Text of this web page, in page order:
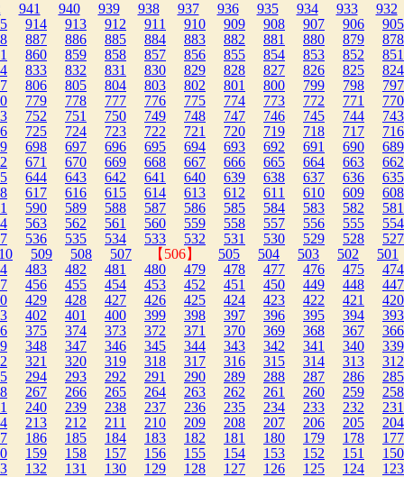
941 940 939 938 937 936 935 934 933 932
914 913 912 911 910 909 908 907 906 905
887 886 885 884 883 882 881 880 879 878
860 859 858 857 856 855 854 853 852 851
833 832 831 830 829 828 827 826 825 824
806 805 804 803 802 801 800 799 798 797
779 778 777 776 775 774 773 772 771 770
752 751 750 749 748 747 746 745 744 743
725 724 723 722 721 720 719 718 717 716
698 697 696 695 694 693 692 691 690 689
671 670 669 668 667 666 665 664 663 662
644 643 642 641 640 639 638 637 636 635
617 616 615 614 613 612 611 610 609 608
590 589 588 587 586 585 584 583 582 581
563 562 561 560 559 558 557 556 555 554
536 535 534 533 532 531 530 529 528 527
509 508 507 【506】 505 504 503 502 501
483 482 481 480 479 478 477 476 475 474
456 455 454 453 452 451 450 449 448 447
429 428 427 426 425 424 423 422 421 420
402 401 400 399 398 397 396 395 394 393
375 374 373 372 371 370 369 368 367 366
348 347 346 345 344 343 342 341 340 339
321 320 319 318 317 316 315 314 313 312
294 293 292 291 290 289 288 287 286 285
267 266 265 264 263 262 261 260 259 258
240 239 238 237 236 235 234 233 232 231
213 212 211 210 209 208 207 206 205 204
186 185 184 183 182 181 180 179 178 177
159 158 157 156 155 154 153 152 151 150
132 131 130 129 128 127 126 125 124 123